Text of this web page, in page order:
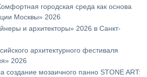
городская среда как основа
Москвы» 2026
и архитекторы» 2026 в Санкт-
архитектурного фестиваля
2026
создание мозаичного панно STONE ART: